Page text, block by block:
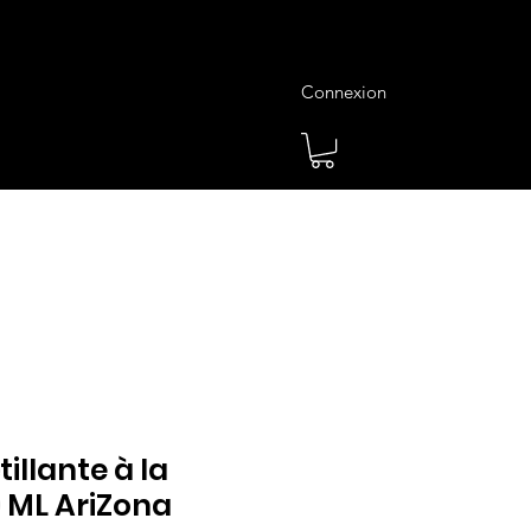
Connexion
à la
AriZona